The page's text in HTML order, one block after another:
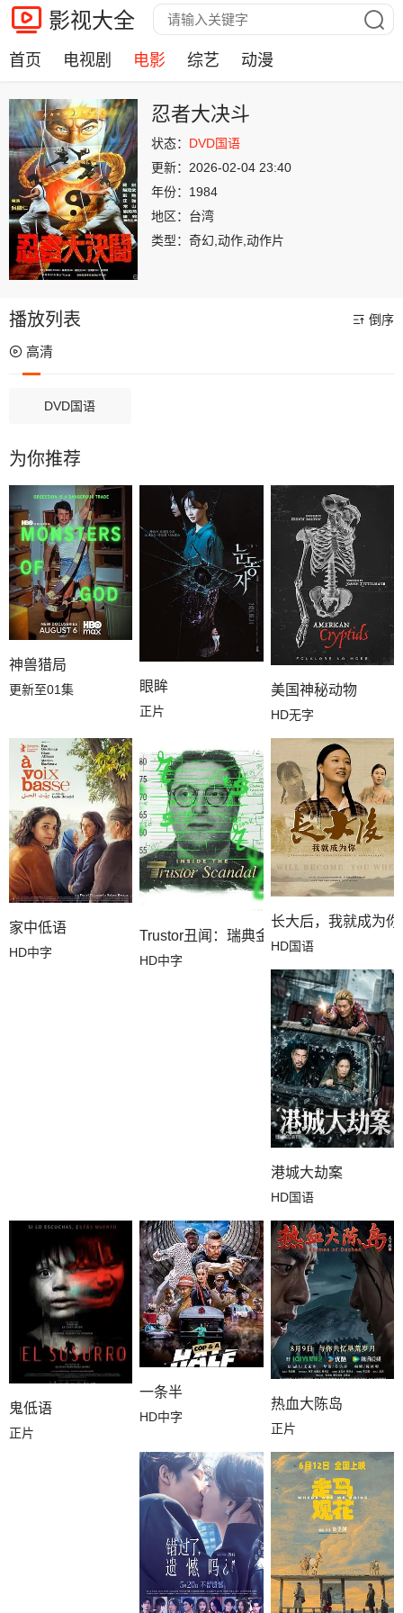
影视大全
首页 电视剧 电影 综艺 动漫
忍者大决斗
状态： DVD国语
更新： 2026-02-04 23:40
年份： 1984
地区： 台湾
类型： 奇幻,动作,动作片
播放列表 倒序
高清
DVD国语
为你推荐
神兽猎局
更新至01集 眼眸
正片
美国神秘动物
HD无字
家中低语
HD中字
Trustor丑闻：瑞典金融案内幕
HD中字
长大后，我就成为你
HD国语
港城大劫案
HD国语
鬼低语
正片
一条半
HD中字
热血大陈岛
正片